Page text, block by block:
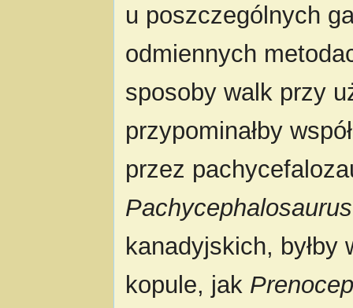
u poszczególnych
odmiennych
sposoby walk przy
przypominałby
przez
Pachycephalosaurus
kanadyjskich, byłby
kopule, jak